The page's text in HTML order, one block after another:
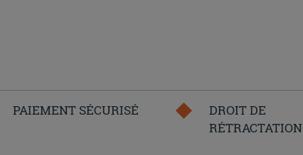
PAIEMENT SÉCURISÉ
DROIT DE
RÉTRACTATION